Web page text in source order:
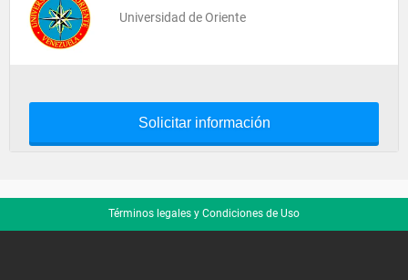
Universidad de Oriente
Solicitar información
Términos legales y Condiciones de Uso